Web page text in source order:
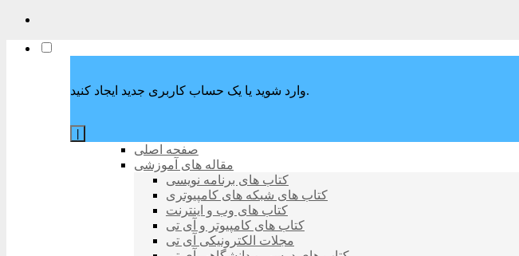
وارد شوید یا یک حساب کاربری جدید ایجاد کنید.
صفحه اصلی
مقاله های آموزشی
کتاب های برنامه نویسی
کتاب های شبکه های کامپیوتری
کتاب های وب و اینترنت
کتاب های کامپیوتر و آی تی
مجلات الکترونیکی آی تی